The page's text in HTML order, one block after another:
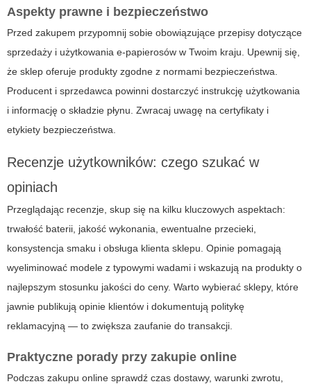
Aspekty prawne i bezpieczeństwo
Przed zakupem przypomnij sobie obowiązujące przepisy dotyczące
sprzedaży i użytkowania e-papierosów w Twoim kraju. Upewnij się,
że sklep oferuje produkty zgodne z normami bezpieczeństwa.
Producent i sprzedawca powinni dostarczyć instrukcję użytkowania
i informację o składzie płynu. Zwracaj uwagę na certyfikaty i
etykiety bezpieczeństwa.
Recenzje użytkowników: czego szukać w
opiniach
Przeglądając recenzje, skup się na kilku kluczowych aspektach:
trwałość baterii, jakość wykonania, ewentualne przecieki,
konsystencja smaku i obsługa klienta sklepu. Opinie pomagają
wyeliminować modele z typowymi wadami i wskazują na produkty o
najlepszym stosunku jakości do ceny. Warto wybierać sklepy, które
jawnie publikują opinie klientów i dokumentują politykę
reklamacyjną — to zwiększa zaufanie do transakcji.
Praktyczne porady przy zakupie online
Podczas zakupu online sprawdź czas dostawy, warunki zwrotu,